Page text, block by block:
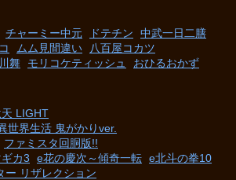
チャーミー中元 ドテチン
中武一日二膳
ムム見間違い
八百屋コカツ
舞 モリコケティッシュ
おひるおかず
LIGHT
世界生活 鬼がかりver.
ファミスタ回胴版!!
カ3
e花の慶次～傾奇一転 e北斗の拳10
ー リザレクション